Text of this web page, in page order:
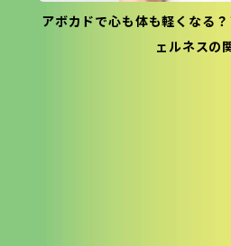
アボカドで心も体も軽くなる
ェルネスの